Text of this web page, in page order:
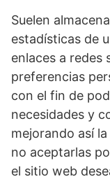
Suelen
estadísticas de
enlaces a redes
preferencias
con el fin de
necesidades y
mejorando así
no aceptarlas
el sitio web